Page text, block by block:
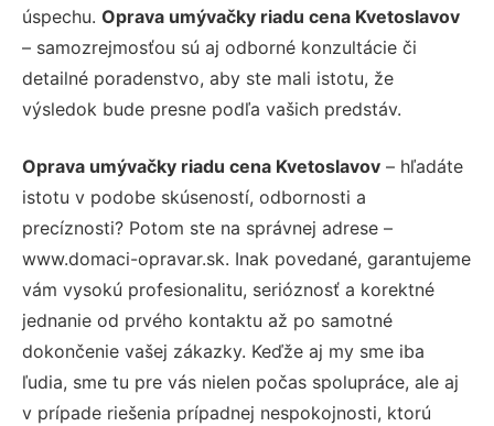
úspechu. Oprava umývačky riadu cena Kvetoslavov
– samozrejmosťou sú aj odborné konzultácie či
detailné poradenstvo, aby ste mali istotu, že
výsledok bude presne podľa vašich predstáv.
Oprava umývačky riadu cena Kvetoslavov – hľadáte
istotu v podobe skúseností, odbornosti a
precíznosti? Potom ste na správnej adrese –
www.domaci-opravar.sk. Inak povedané, garantujeme
vám vysokú profesionalitu, serióznosť a korektné
jednanie od prvého kontaktu až po samotné
dokončenie vašej zákazky. Keďže aj my sme iba
ľudia, sme tu pre vás nielen počas spolupráce, ale aj
v prípade riešenia prípadnej nespokojnosti, ktorú